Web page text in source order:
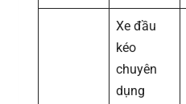
Xe đầu
kéo
chuyên
dụng